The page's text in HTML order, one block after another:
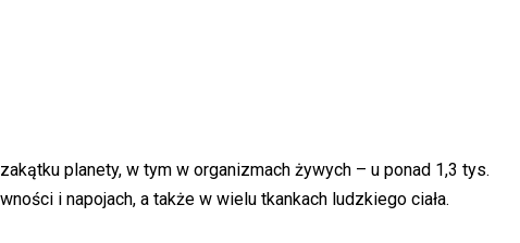
planety, w tym w organizmach żywych – u ponad 1,3 tys.
i napojach, a także w wielu tkankach ludzkiego ciała.